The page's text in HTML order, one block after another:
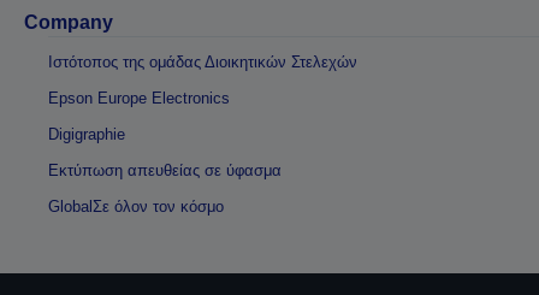
Company
Ιστότοπος της ομάδας Διοικητικών Στελεχών
Epson Europe Electronics
Digigraphie
Εκτύπωση απευθείας σε ύφασμα
GlobalΣε όλον τον κόσμο